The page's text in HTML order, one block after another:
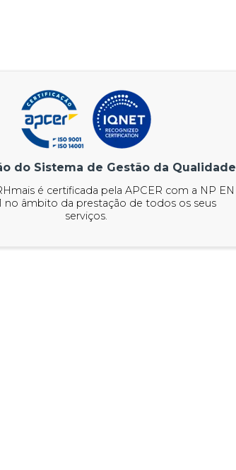
do Sistema de Gestão da Qualidade
é certificada pela APCER com a NP EN
no âmbito da prestação de todos os seus
serviços.